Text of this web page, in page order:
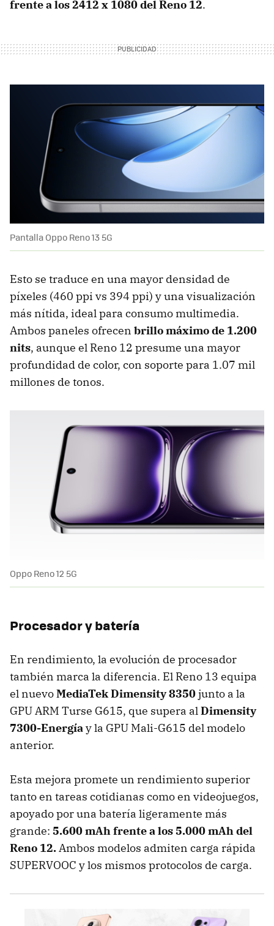
frente a los 2412 x 1080 del Reno 12.
Pantalla Oppo Reno 13 5G
Esto se traduce en una mayor densidad de
píxeles (460 ppi vs 394 ppi) y una visualización
más nítida, ideal para consumo multimedia.
Ambos paneles ofrecen brillo máximo de 1.200
nits, aunque el Reno 12 presume una mayor
profundidad de color, con soporte para 1.07 mil
millones de tonos.
Oppo Reno 12 5G
Procesador y batería
En rendimiento, la evolución de procesador
también marca la diferencia. El Reno 13 equipa
el nuevoMediaTek Dimensity 8350junto a la
GPU ARM Turse G615, que supera alDimensity
7300-Energíay la GPU Mali-G615 del modelo
anterior.
Esta mejora promete un rendimiento superior
tanto en tareas cotidianas como en videojuegos,
apoyado por una batería ligeramente más
grande: 5.600 mAh frente a los 5.000 mAh del
Reno 12.Ambos modelos admiten carga rápida
SUPERVOOC y los mismos protocolos de carga.